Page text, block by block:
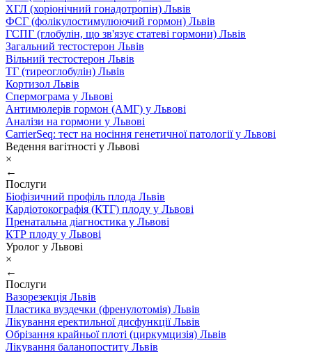
ХГЛ (хоріонічний гонадотропін) Львів
ФСГ (фолікулостимулюючий гормон) Львів
ГСПГ (глобулін, що зв'язує статеві гормони) Львів
Загальний тестостерон Львів
Вільний тестостерон Львів
ТГ (тиреоглобулін) Львів
Кортизол Львів
Спермограма у Львові
Антимюлерів гормон (АМГ) у Львові
Аналізи на гормони у Львові
CarrierSeq: тест на носіння генетичної патології у Львові
Ведення вагітності у Львові
×
←
Послуги
Біофізичний профіль плода Львів
Кардіотокографія (КТГ) плоду у Львові
Пренатальна діагностика у Львові
КТР плоду у Львові
Уролог у Львові
×
←
Послуги
Вазорезекція Львів
Пластика вуздечки (френулотомія) Львів
Лікування еректильної дисфункції Львів
Обрізання крайньої плоті (циркумцизія) Львів
Лікування баланопоститу Львів